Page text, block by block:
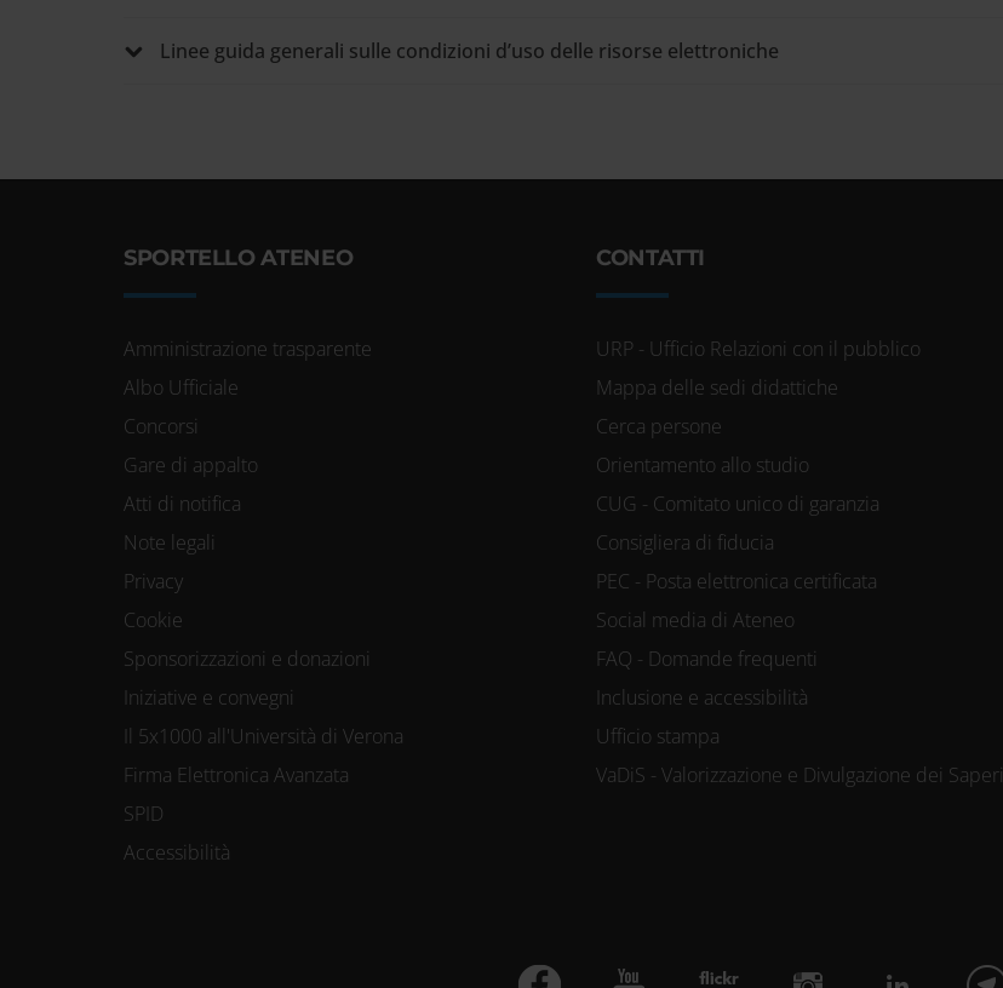
Linee guida generali sulle condizioni d’uso delle risorse elettroniche
SPORTELLO ATENEO
Amministrazione trasparente
Albo Ufficiale
Concorsi
Gare di appalto
Atti di notifica
Note legali
Privacy
Cookie
Sponsorizzazioni e donazioni
Iniziative e convegni
Il 5x1000 all'Università di Verona
Firma Elettronica Avanzata
SPID
Accessibilità
CONTATTI
URP - Ufficio Relazioni con il pubblico
Mappa delle sedi didattiche
Cerca persone
Orientamento allo studio
CUG - Comitato unico di garanzia
Consigliera di fiducia
PEC - Posta elettronica certificata
Social media di Ateneo
FAQ - Domande frequenti
Inclusione e accessibilità
Ufficio stampa
VaDiS - Valorizzazione e Divulgazione dei Saperi